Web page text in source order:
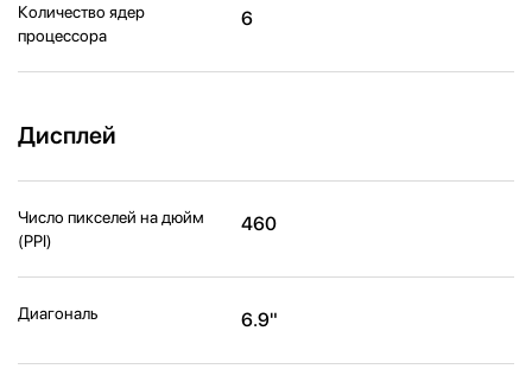
Количество ядер
процессора
6
Дисплей
Число пикселей на дюйм
(PPI)
460
Диагональ 6.9"